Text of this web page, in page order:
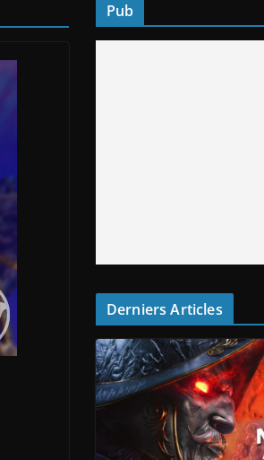
Pub
Derniers Articles